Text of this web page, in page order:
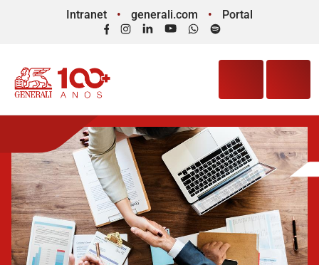
Intranet generali.com
Portal
FacebookInstagram
LinkedInYouTubeWhatsApp
Spotify